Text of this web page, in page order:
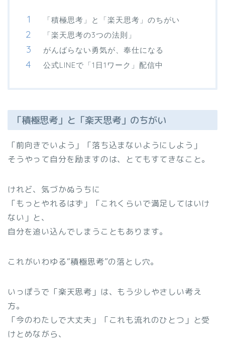
「積極思考」と「楽天思考」のちがい
「楽天思考の3つの法則」
がんばらない勇気が、奉仕になる
公式LINEで「1日1ワーク」配信中
「積極思考」と「楽天思考」のちがい
「前向きでいよう」「落ち込まないようにしよう」
そうやって自分を励ますのは、とてもすてきなこと。
けれど、気づかぬうちに
「もっとやれるはず」「これくらいで満足してはいけ
ない」と、
自分を追い込んでしまうこともあります。
これがいわゆる“積極思考”の落とし穴。
いっぽうで「楽天思考」は、もう少しやさしい考え
方。
「今のわたしで大丈夫」「これも流れのひとつ」と受
けとめながら、